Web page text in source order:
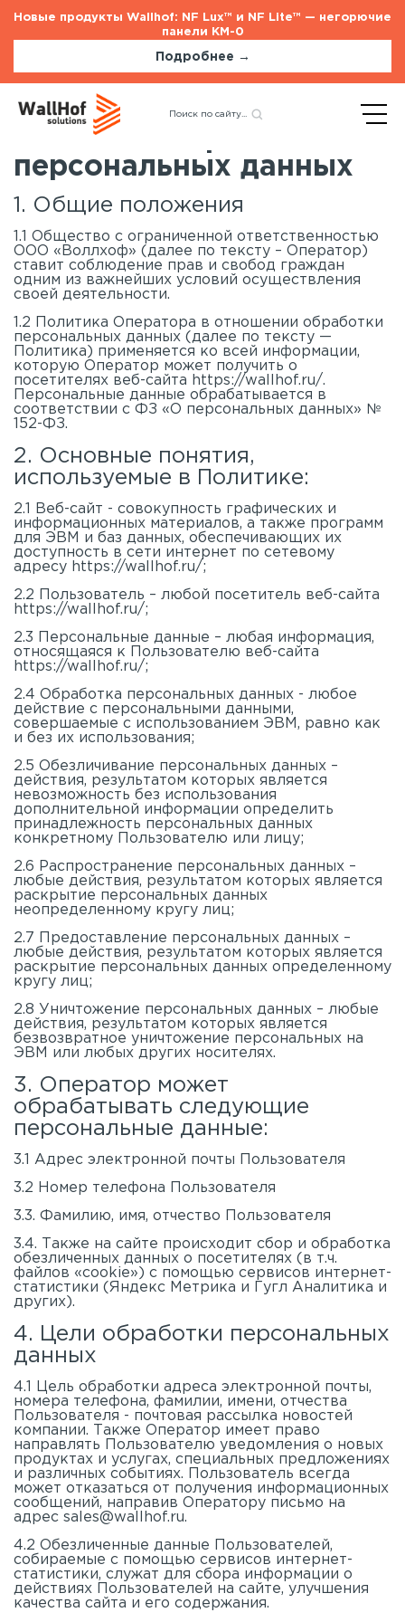
Новые продукты Wallhof: NF Lux™ и NF Lite™ — негорючие
панели КМ-0
Подробнее →
Стеновые панели
Шпонированные панели
Акустические панели
Панели с полимерным покрытием
Окрашенные панели
HPL панели
Потолочные панели
Шпонированные панели
Акустические панели
Реечный потолок
Индивидуальные решения
Каталог
Услуги
Монтаж акустических панелей
Политика обработки
персональных данных
1. Общие положения
1.1 Общество с ограниченной ответственностью
ООО «Воллхоф» (далее по тексту – Оператор)
ставит соблюдение прав и свобод граждан
одним из важнейших условий осуществления
своей деятельности.
1.2 Политика Оператора в отношении обработки
персональных данных (далее по тексту —
Политика) применяется ко всей информации,
которую Оператор может получить о
посетителях веб-сайта https://wallhof.ru/.
Персональные данные обрабатывается в
соответствии с ФЗ «О персональных данных» №
152-ФЗ.
2. Основные понятия,
используемые в Политике:
2.1 Веб-сайт - совокупность графических и
информационных материалов, а также программ
для ЭВМ и баз данных, обеспечивающих их
доступность в сети интернет по сетевому
адресу https://wallhof.ru/;
2.2 Пользователь – любой посетитель веб-сайта
https://wallhof.ru/;
2.3 Персональные данные – любая информация,
относящаяся к Пользователю веб-сайта
https://wallhof.ru/;
2.4 Обработка персональных данных - любое
действие с персональными данными,
совершаемые с использованием ЭВМ, равно как
и без их использования;
2.5 Обезличивание персональных данных –
действия, результатом которых является
невозможность без использования
дополнительной информации определить
принадлежность персональных данных
конкретному Пользователю или лицу;
2.6 Распространение персональных данных –
любые действия, результатом которых является
раскрытие персональных данных
неопределенному кругу лиц;
2.7 Предоставление персональных данных –
любые действия, результатом которых является
раскрытие персональных данных определенному
кругу лиц;
2.8 Уничтожение персональных данных – любые
действия, результатом которых является
безвозвратное уничтожение персональных на
ЭВМ или любых других носителях.
3. Оператор может
обрабатывать следующие
персональные данные:
3.1 Адрес электронной почты Пользователя
3.2 Номер телефона Пользователя
3.3. Фамилию, имя, отчество Пользователя
3.4. Также на сайте происходит сбор и обработка
обезличенных данных о посетителях (в т.ч.
файлов «cookie») с помощью сервисов интернет-
статистики (Яндекс Метрика и Гугл Аналитика и
других).
4. Цели обработки персональных
данных
4.1 Цель обработки адреса электронной почты,
номера телефона, фамилии, имени, отчества
Пользователя - почтовая рассылка новостей
компании. Также Оператор имеет право
направлять Пользователю уведомления о новых
продуктах и услугах, специальных предложениях
и различных событиях. Пользователь всегда
может отказаться от получения информационных
сообщений, направив Оператору письмо на
адрес sales@wallhof.ru.
4.2 Обезличенные данные Пользователей,
собираемые с помощью сервисов интернет-
статистики, служат для сбора информации о
действиях Пользователей на сайте, улучшения
качества сайта и его содержания.